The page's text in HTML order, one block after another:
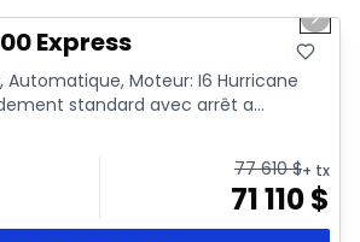
Next
Express
Moteur: I6 Hurricane
standard avec arrêt a...
77 610$+ tx
71 110$